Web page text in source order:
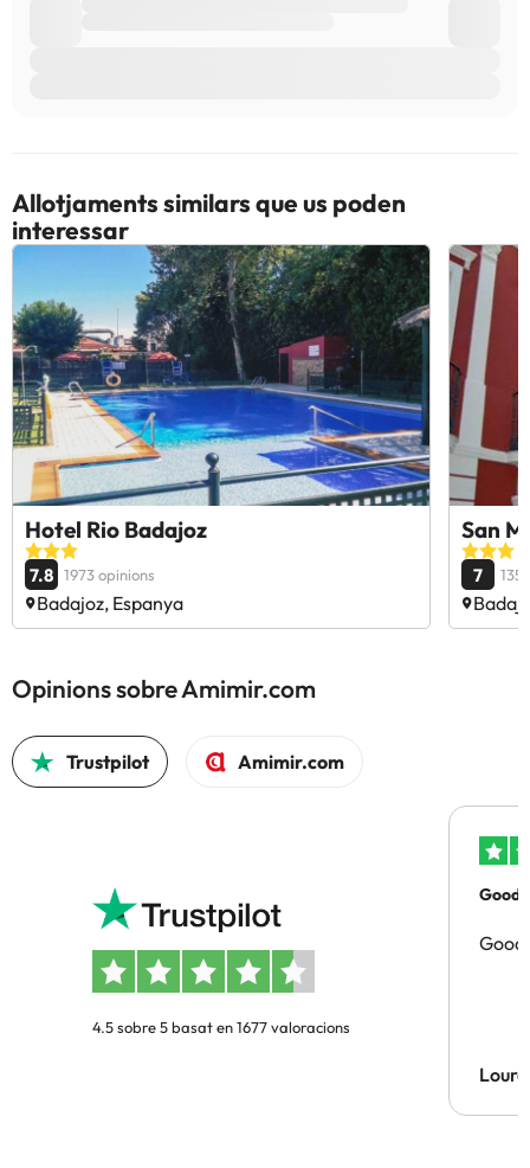
Allotjaments similars que us poden
interessar
Hotel Rio Badajoz
7.8 1973 opinions
Badajoz, Espanya
San
7 135
Opinions sobre Amimir.com
Trustpilot Amimir.com
4.5 sobre 5 basat en 1677 valoracions
Good
Good